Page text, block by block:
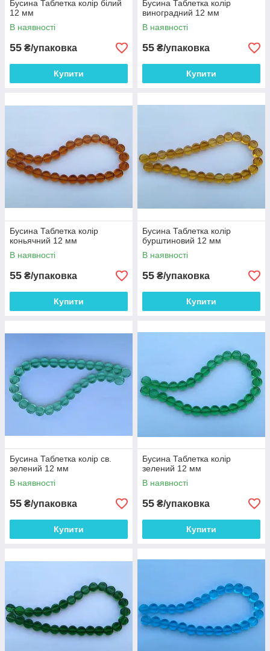
Бусина Таблетка колір білий
12 мм
В наявності
55 ₴/упаковка
Купити
Бусина Таблетка колір
виноградний 12 мм
В наявності
55 ₴/упаковка
Купити
Бусина Таблетка колір
коньячний 12 мм
В наявності
55 ₴/упаковка
Купити
Бусина Таблетка колір
бурштиновий 12 мм
В наявності
55 ₴/упаковка
Купити
Бусина Таблетка колір св.
зелений 12 мм
В наявності
55 ₴/упаковка
Купити
Бусина Таблетка колір
зелений 12 мм
В наявності
55 ₴/упаковка
Купити